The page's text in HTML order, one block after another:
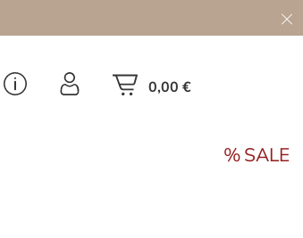
0,00 €
SALE